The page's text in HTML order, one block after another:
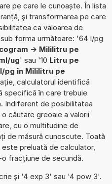
pe care le cunoaște. În lista
și transformarea pe care
ca valoarea de
forma următoare: '64 l/pg
-> Mililitru pe
ug' sau '10 Litru pe
l/pg în Mililitru pe
calculatorul identifică
specifică în care trebuie
Indiferent de posibilitatea
căutare greoaie a valorii
cu o multitudine de
de măsură cunoscute. Toată
preluată de calculator,
fracțiune de secundă.
și '4 exp 3' sau '4 pow 3'.